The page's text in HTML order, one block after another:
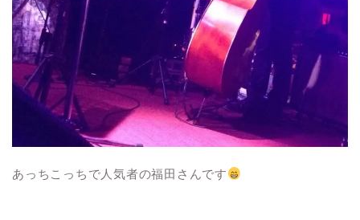
あっちこっちで人気者の福田さんです